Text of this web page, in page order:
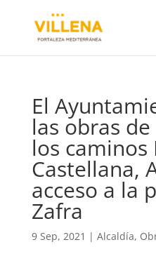
El
las obras
los caminos
Castellana,
acceso a la
Zafra
9 Sep, 2021 | Alcaldía,